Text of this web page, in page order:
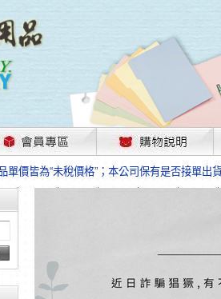
物料波動漲幅甚大，部份上游供應商已採取
單價皆為“未稅價格”；本公司保有是否接單出
價格浮動，下單前請先跟客服人員確認最新
單價皆為“未稅價格”；本公司保有是否接單出
不及發現短缺，遂待客服人員跟您確認訂單
物料波動漲幅甚大，部份上游供應商已採取
單價皆為“未稅價格”；本公司保有是否接單出
價格浮動，下單前請先跟客服人員確認最新